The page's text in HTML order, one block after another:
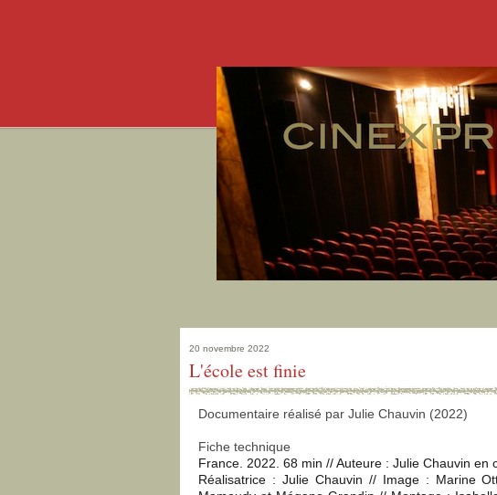
20 novembre 2022
L'école est finie
Documentaire réalisé par Julie Chauvin (2022)
Fiche technique
France. 2022. 68 min // Auteure : Julie Chauvin en
Réalisatrice : Julie Chauvin // Image : Marine